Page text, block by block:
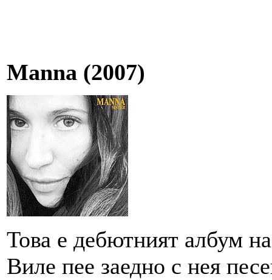
Manna (2007)
Това е дебютният албум
Виле пее заедно с нея